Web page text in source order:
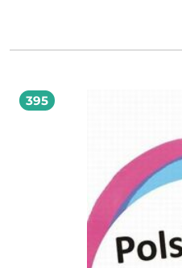
Książka Aleksandry Sobańskiej
głębszej eksploracji. Publikacja ta
podjętego zakresu zainteresowań
socjologii płci. Bardzo trafnie zostały określone teoretyczne ramy interpretacyjne
(koncepcja światów społecznych
dobrano metody i techniki
poddano wnikliwej analizie.
społecznej osób transpłciowych
w dotychczasowych badaniach,
publikacjach. Z recenzji dr
395